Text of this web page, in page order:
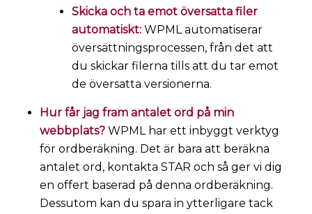
Skicka och ta emot översatta filer
automatiskt:WPML automatiserar
översättningsprocessen, från det att
du skickar filerna tills att du tar emot
de översatta versionerna.
Hur får jag fram antalet ord på min
webbplats? WPML har ett inbyggt verktyg
för ordberäkning. Det är bara att beräkna
antalet ord, kontakta STAR och så ger vi dig
en offert baserad på denna ordberäkning.
Dessutom kan du spara in ytterligare tack